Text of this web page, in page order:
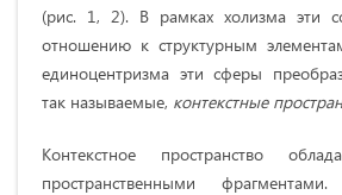
(рис. 1, 2). В рамках холизма эти
отношению к структурным
единоцентризма эти сферы
так называемые, контекстные
Контекстное пространство
пространственными